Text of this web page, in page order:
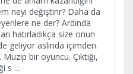
neyi değiştirir? Daha da
ne der? Ardında
hatırladıkça size onun
geliyor aslında içimden.
bir oyuncu. Çıktığı,
s ...